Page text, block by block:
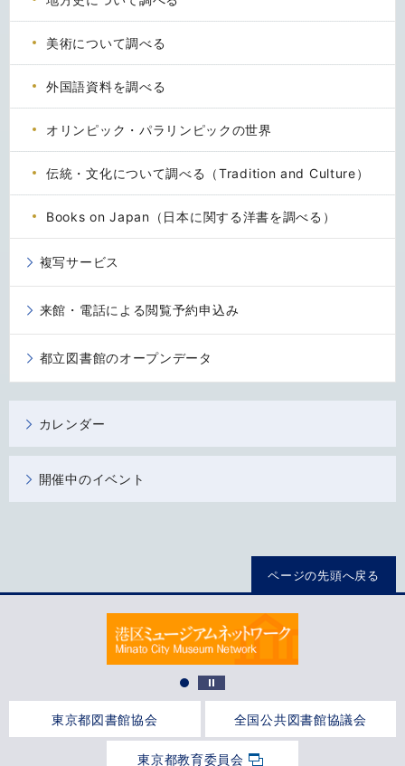
美術について調べる
外国語資料を調べる
オリンピック・パラリンピックの世界
伝統・文化について調べる（Tradition and Culture）
Books on Japan（日本に関する洋書を調べる）
複写サービス
来館・電話による閲覧予約申込み
都立図書館のオープンデータ
カレンダー
開催中のイベント
ページの先頭へ戻る
東京都図書館協会 全国公共図書館協議会
東京都教育委員会